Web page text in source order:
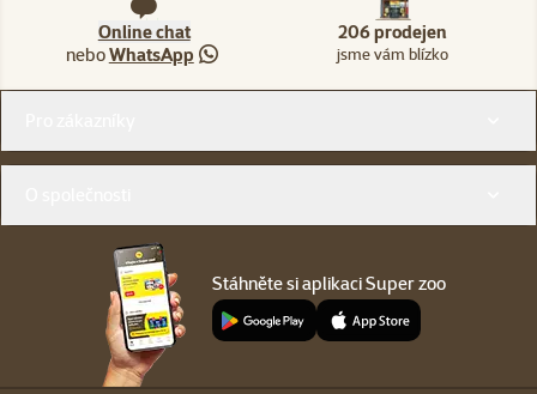
Online chat
neboWhatsApp
206 prodejen
jsme vám blízko
Stáhněte si aplikaci Super zoo